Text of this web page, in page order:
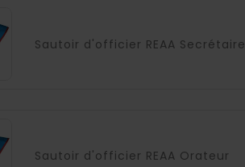
Sautoir d'officier REAA Secrétaire
Sautoir d'officier REAA Orateur